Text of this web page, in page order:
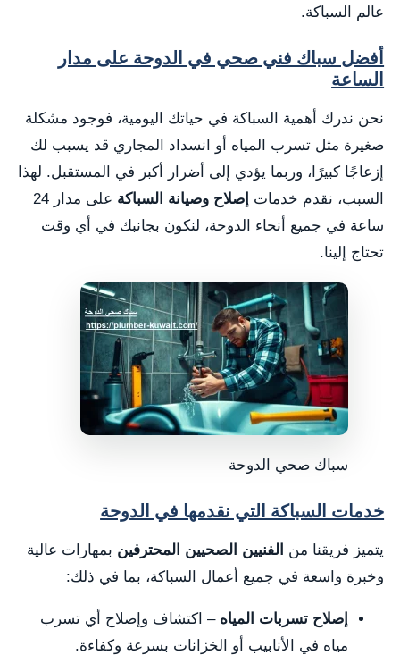
عالم السباكة.
أفضل سباك فني صحي في الدوحة على مدار
الساعة
نحن ندرك أهمية السباكة في حياتك اليومية، فوجود مشكلة
صغيرة مثل تسرب المياه أو انسداد المجاري قد يسبب لك
إزعاجًا كبيرًا، وربما يؤدي إلى أضرار أكبر في المستقبل. لهذا
السبب، نقدم خدمات إصلاح وصيانة السباكة
على مدار 24
ساعة في جميع أنحاء الدوحة، لنكون بجانبك في أي وقت
تحتاج إلينا.
سباك صحي الدوحة
خدمات السباكة التي نقدمها في الدوحة
يتميز فريقنا من الفنيين الصحيين المحترفين بمهارات عالية
وخبرة واسعة في جميع أعمال السباكة، بما في ذلك:
إصلاح تسربات المياه – اكتشاف وإصلاح أي تسرب
مياه في الأنابيب أو الخزانات بسرعة وكفاءة.